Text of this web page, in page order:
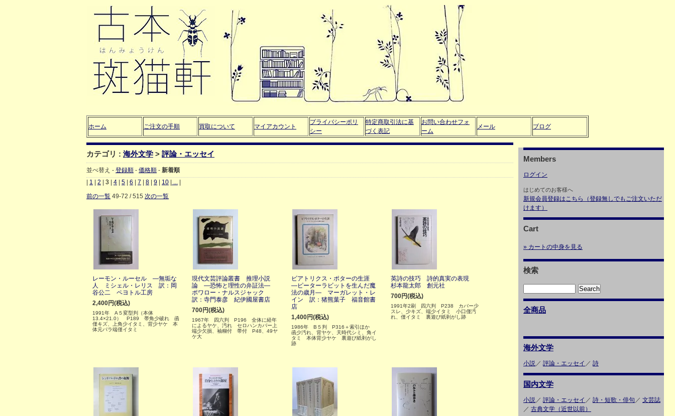
ホーム ご注文の手順 買取について マイアカウント
プライバシーポリ
シー
特定商取引法に基
づく表記
お問い合わせフォ
ーム
メール ブログ
カテゴリ : 海外文学 > 評論・エッセイ
並べ替え - 登録順 - 価格順 - 新着順
1 2 3 4 5 6 7 8 9 10 ...
前の一覧 49-72 / 515 次の一覧
レーモン・ルーセル ―無垢な
人 ミシェル・レリス 訳：岡
谷公二 ペヨトル工房
2,400円(税込)
1991年 A５変型判（本体
13.4×21.0） P189 帯角少破れ 函
僅キズ、上角少イタミ、背少ヤケ 本
体元パラ端僅イタミ
現代文芸評論叢書 推理小説
論 ―恐怖と理性の弁証法―
ポワロー・ナルスジャック
訳：寺門泰彦 紀伊國屋書店
700円(税込)
1967年 四六判 P196 全体に経年
によるヤケ、汚れ セロハンカバー上
端少欠損、袖糊付 帯付 P48、49ヤ
ケ大
ビアトリクス・ポターの生涯
―ピーターラビットを生んだ魔
法の歳月― マーガレット・レ
イン 訳：猪熊葉子 福音館書
店
1,400円(税込)
1986年 B５判 P316＋索引ほか
函少汚れ、背ヤケ、天時代シミ、角イ
タミ 本体背少ヤケ 裏遊び紙剥がし
跡
英詩の技巧 詩的真実の表現
杉本龍太郎 創元社
700円(税込)
1991年2刷 四六判 P238 カバー少
スレ、少キズ、端少イタミ 小口僅汚
れ、僅イタミ 裏遊び紙剥がし跡
Members
ログイン
はじめてのお客様へ
新規会員登録はこちら（登録無しでもご注文いただ
けます）
Cart
» カートの中身を見る
検索
全商品
海外文学
小説／ 評論・エッセイ ／ 詩
国内文学
小説／ 評論・エッセイ ／ 詩・短歌・俳句 ／ 文芸誌
／ 古典文学（近世以前）